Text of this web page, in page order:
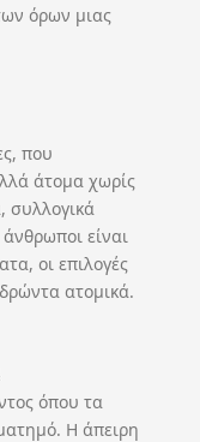
όρων μιας
που
άτομα χωρίς
συλλογικά
είναι
οι επιλογές
ατομικά.
όπου τα
Η άπειρη